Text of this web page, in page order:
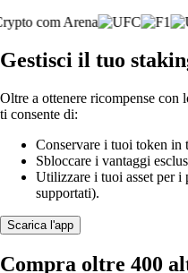
Gestisci il tuo
Oltre a ottenere ricompense con
ti consente di:
Conservare i tuoi token in
Sbloccare i vantaggi
Utilizzare i tuoi asset per i
supportati).
Scarica l'app
Compra oltre 400